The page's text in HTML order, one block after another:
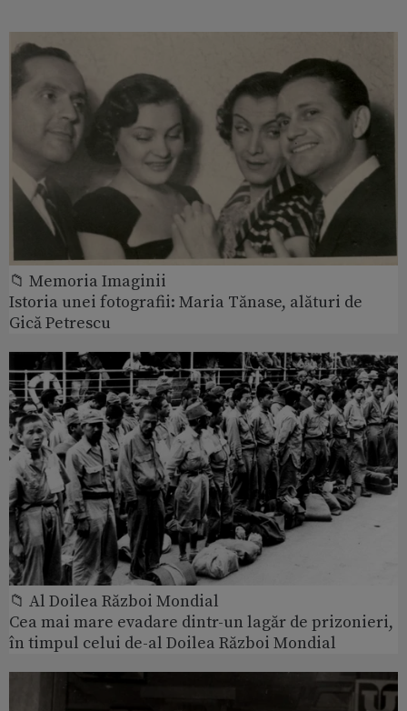
📁 Memoria Imaginii
Istoria unei fotografii: Maria Tănase, alături de
Gică Petrescu
📁 Al Doilea Război Mondial
Cea mai mare evadare dintr-un lagăr de prizonieri,
în timpul celui de-al Doilea Război Mondial